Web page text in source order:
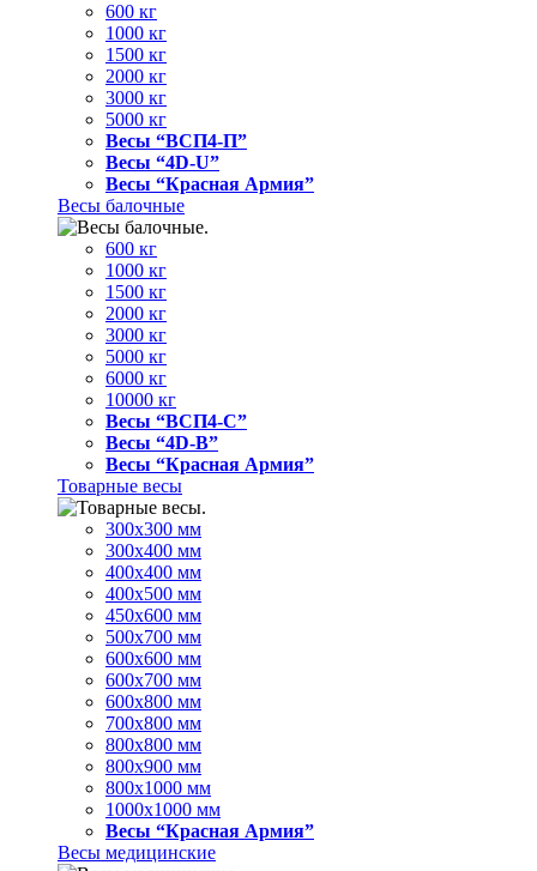
600 кг
1000 кг
1500 кг
2000 кг
3000 кг
5000 кг
Весы “ВСП4-П”
Весы “4D-U”
Весы “Красная Армия”
Весы балочные
600 кг
1000 кг
1500 кг
2000 кг
3000 кг
5000 кг
6000 кг
10000 кг
Весы “ВСП4-С”
Весы “4D-В”
Весы “Красная Армия”
Товарные весы
300х300 мм
300х400 мм
400х400 мм
400х500 мм
450х600 мм
500х700 мм
600х600 мм
600х700 мм
600х800 мм
700х800 мм
800х800 мм
800х900 мм
800х1000 мм
1000х1000 мм
Весы “Красная Армия”
Весы медицинские